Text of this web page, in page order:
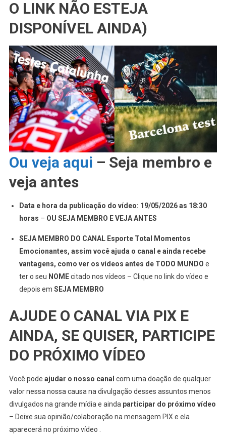
O LINK NÃO ESTEJA
DISPONÍVEL AINDA)
Ou veja aqui – Seja membro e
veja antes
Data e hora da publicação do vídeo: 19/05/2026 as 18:30
horas – OU SEJA MEMBRO E VEJA ANTES
SEJA MEMBRO DO CANAL Esporte Total Momentos
Emocionantes, assim você ajuda o canal e ainda recebe
vantagens, como ver os vídeos antes de TODO MUNDO e
ter o seu NOMEcitado nos vídeos – Clique no link do vídeo e
depois em SEJA MEMBRO
AJUDE O CANAL VIA PIX E
AINDA, SE QUISER, PARTICIPE
DO PRÓXIMO VÍDEO
Você pode ajudar o nosso canal com uma doação de qualquer
valor nessa nossa causa na divulgação desses assuntos menos
divulgados na grande mídia e ainda participar do próximo vídeo
– Deixe sua opinião/colaboração na mensagem PIX e ela
aparecerá no próximo vídeo .